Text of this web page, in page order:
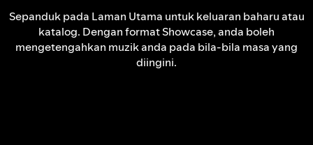
Sepanduk pada Laman Utama untuk keluaran baharu atau
katalog. Dengan format Showcase, anda boleh
mengetengahkan muzik anda pada bila-bila masa yang
diingini.